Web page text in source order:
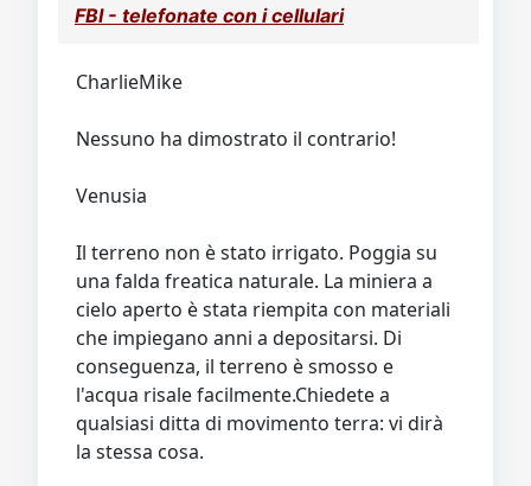
FBI - telefonate con i cellulari
CharlieMike
Nessuno ha dimostrato il contrario!
Venusia
Il terreno non è stato irrigato. Poggia su
una falda freatica naturale. La miniera a
cielo aperto è stata riempita con materiali
che impiegano anni a depositarsi. Di
conseguenza, il terreno è smosso e
l'acqua risale facilmente.Chiedete a
qualsiasi ditta di movimento terra: vi dirà
la stessa cosa.